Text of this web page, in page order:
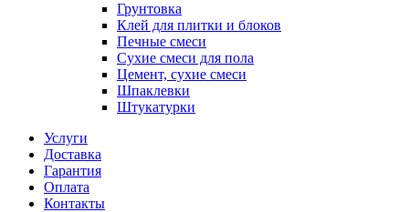
Грунтовка
Клей для плитки и блоков
Печные смеси
Сухие смеси для пола
Цемент, сухие смеси
Шпаклевки
Штукатурки
Услуги
Доставка
Гарантия
Оплата
Контакты